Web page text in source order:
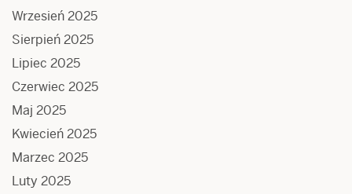
Wrzesień 2025
Sierpień 2025
Lipiec 2025
Czerwiec 2025
Maj 2025
Kwiecień 2025
Marzec 2025
Luty 2025